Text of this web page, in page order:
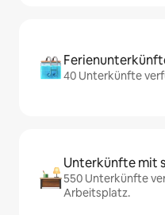
40 Unterkünfte
Unterkünfte mit
550 Unterkünfte
Arbeitsplatz.